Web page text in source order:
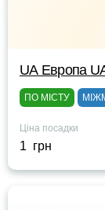
UА Европа
ПО МІСТУ
Ціна посадки
1 грн